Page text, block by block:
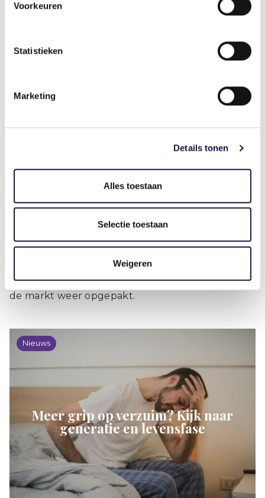
Voorkeuren
Statistieken
Marketing
Details tonen
Alles toestaan
Selectie toestaan
Weigeren
Gerelateerde artikelen
Nieuws
Ziektewetbeoordelingen voor
eigenrisicodragers
Met deze pilot wordt de EZWB voor een deel van
de markt weer opgepakt.
Nieuws
Meer grip op verzuim? Kijk naar
generatie en levensfase